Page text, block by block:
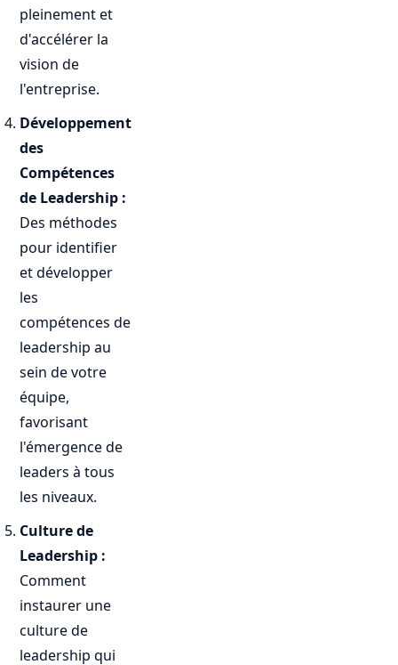
pleinement et
d'accélérer la
vision de
l'entreprise.
Développement
des
Compétences
de Leadership :
Des méthodes
pour identifier
et développer
les
compétences de
leadership au
sein de votre
équipe,
favorisant
l'émergence de
leaders à tous
les niveaux.
Culture de
Leadership :
Comment
instaurer une
culture de
leadership qui